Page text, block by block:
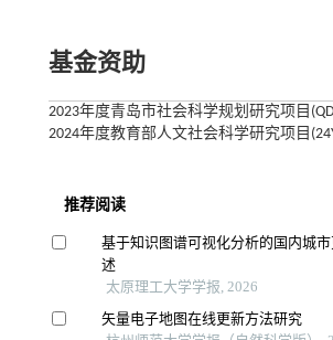
基金资助
2023年度青岛市社会科学规划研究项目
2024年度教育部人文社会科学研究项目